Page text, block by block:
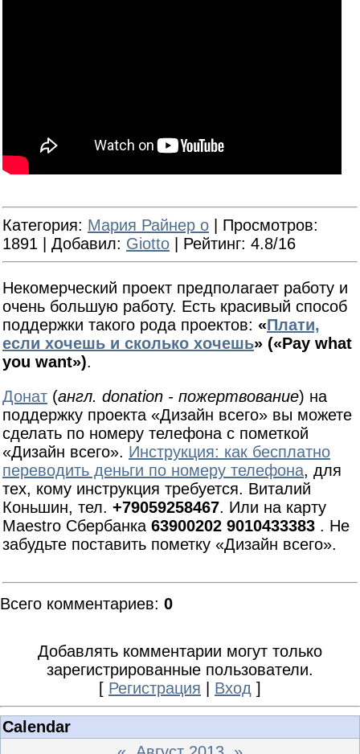
Категория: Мария Райнер о Просмотров:
1891 | Добавил: Giotto Рейтинг: 4.8/16
Некомерческий проект предполагает работу и
очень большую работу. Есть красивый способ
поддержки такого рода проектов: «Плати,
если хочешь и сколько хочешь» («Pay what
you want»).
Донат (англ. donation - пожертвование) на
поддержку проекта «Дизайн всего» вы можете
сделать по номеру телефона с пометкой
«Дизайн всего». Инструкция: как бесплатно
переводить деньги по номеру телефона, для
тех, кому инструкция требуется. Виталий
Коньшин, тел. +79059258467. Или на карту
Maestro Сбербанка 63900202 9010433383 . Не
забудьте поставить пометку «Дизайн всего».
Всего комментариев: 0
Добавлять комментарии могут только
зарегистрированные пользователи.
[ Регистрация Вход ]
Calendar